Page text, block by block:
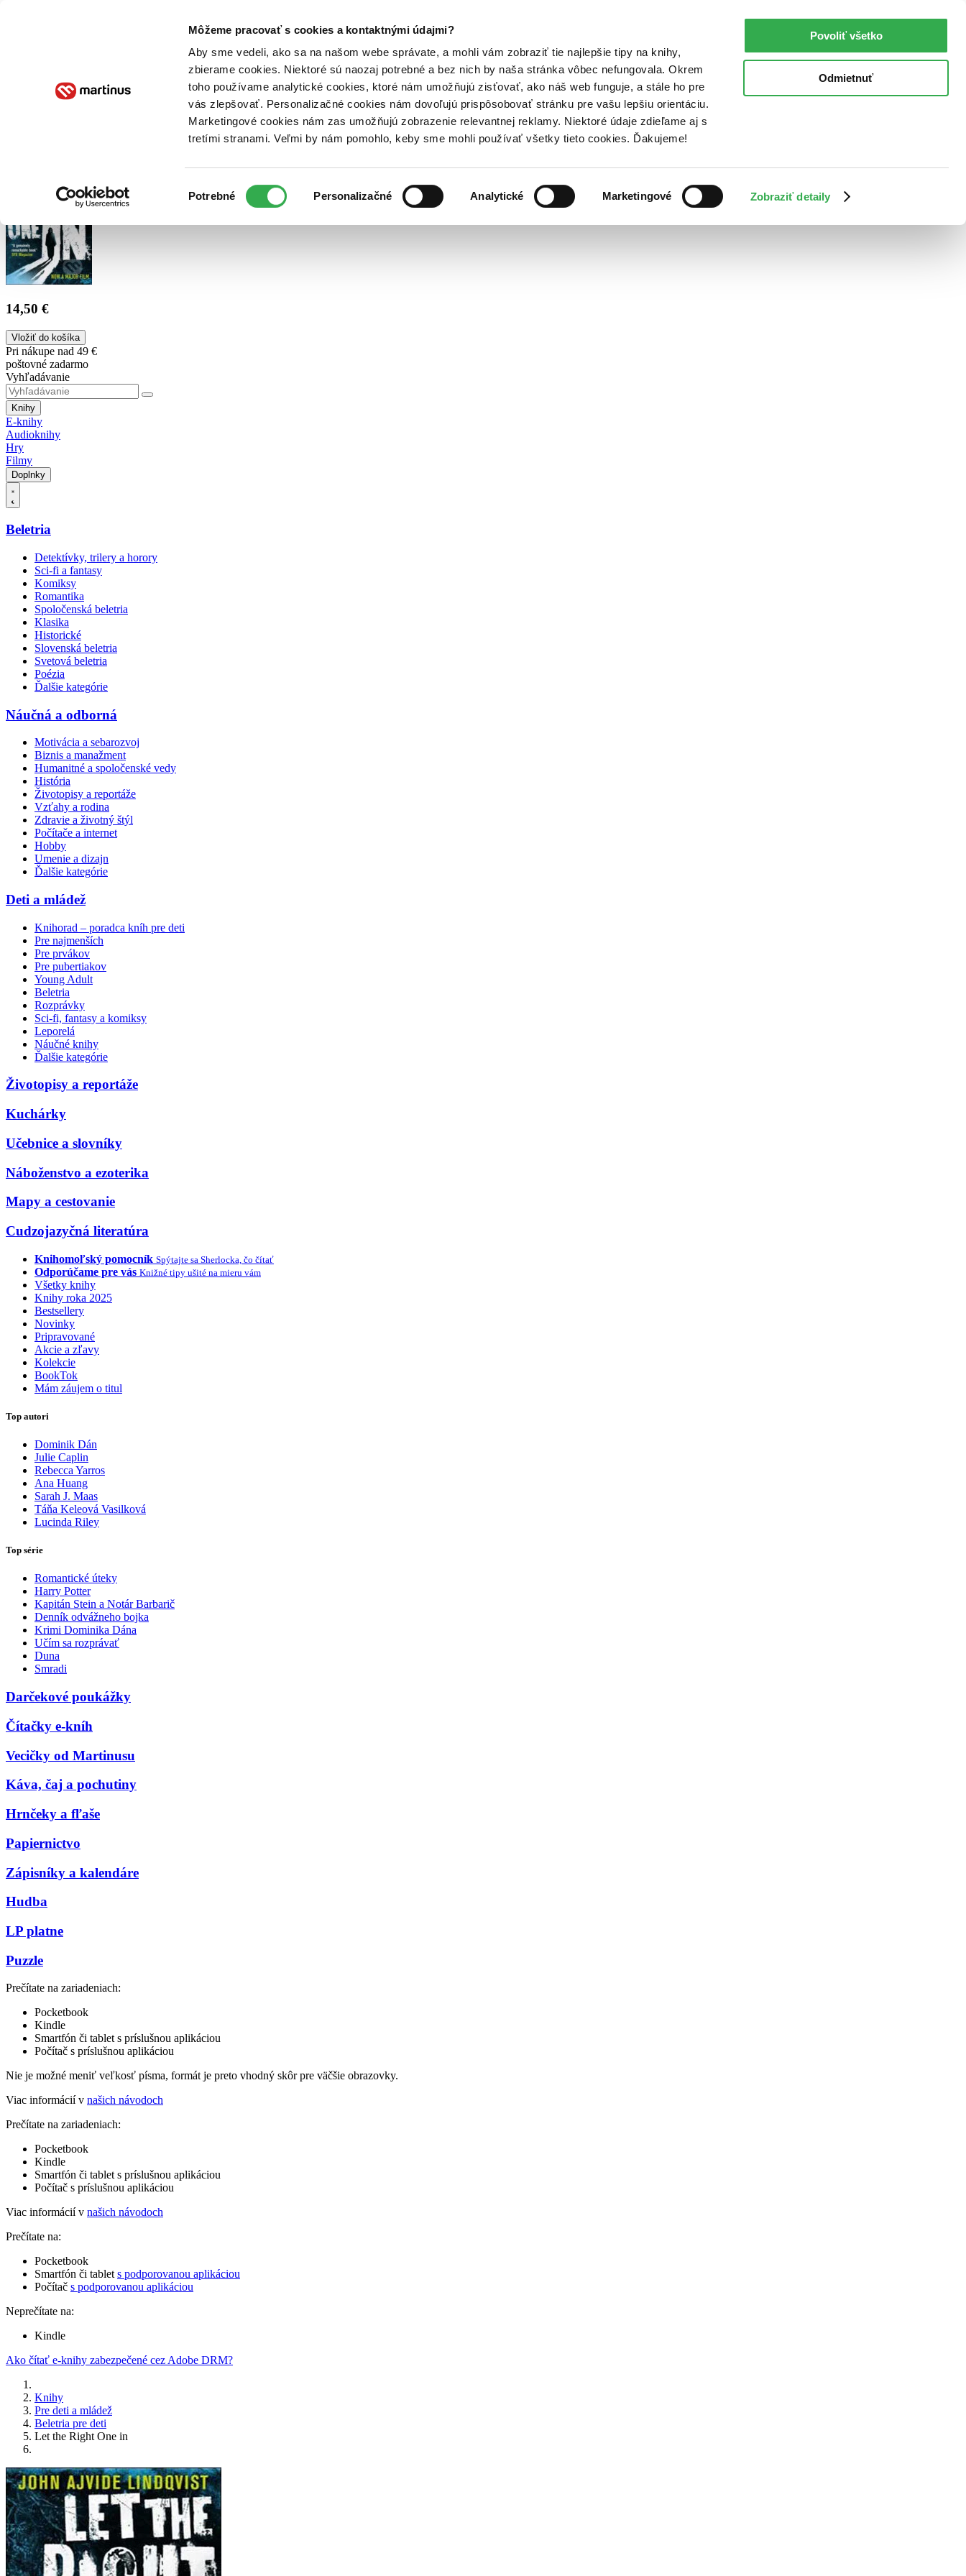
Môžeme pracovať s cookies a kontaktnými údajmi?
Aby sme vedeli, ako sa na našom webe správate, a mohli vám zobraziť tie najlepšie tipy na knihy,
zbierame cookies. Niektoré sú naozaj potrebné a bez nich by naša stránka vôbec nefungovala. Okrem
toho používame analytické cookies, ktoré nám umožňujú zisťovať, ako náš web funguje, a stále ho pre
vás zlepšovať. Personalizačné cookies nám dovoľujú prispôsobovať stránku pre vašu lepšiu orientáciu.
Marketingové cookies nám zas umožňujú zobrazenie relevantnej reklamy. Niektoré údaje zdieľame aj s
tretími stranami. Veľmi by nám pomohlo, keby sme mohli používať všetky tieto cookies. Ďakujeme!
súhlasu
Potrebné Personalizačné Analytické Marketingové Zobraziť detaily
Povoliť všetko
Odmietnuť
Poukážky Kontakt
14,50 €
Vložiť do košíka
Pri nákupe nad 49 €
poštovné zadarmo
Vyhľadávanie
Knihy
E-knihy
Audioknihy
Hry
Filmy
Doplnky
Beletria
Detektívky, trilery a horory
Sci-fi a fantasy
Komiksy
Romantika
Spoločenská beletria
Klasika
Historické
Slovenská beletria
Svetová beletria
Poézia
Ďalšie kategórie
Náučná a odborná
Motivácia a sebarozvoj
Biznis a manažment
Humanitné a spoločenské vedy
História
Životopisy a reportáže
Vzťahy a rodina
Zdravie a životný štýl
Počítače a internet
Hobby
Umenie a dizajn
Ďalšie kategórie
Deti a mládež
Knihorad – poradca kníh pre deti
Pre najmenších
Pre prvákov
Pre pubertiakov
Young Adult
Beletria
Rozprávky
Sci-fi, fantasy a komiksy
Leporelá
Náučné knihy
Ďalšie kategórie
Životopisy a reportáže
Kuchárky
Učebnice a slovníky
Náboženstvo a ezoterika
Mapy a cestovanie
Cudzojazyčná literatúra
Knihomoľský pomocník Spýtajte sa Sherlocka, čo čítať
Odporúčame pre vás Knižné tipy ušité na mieru vám
Všetky knihy
Knihy roka 2025
Bestsellery
Novinky
Pripravované
Akcie a zľavy
Kolekcie
BookTok
Mám záujem o titul
Top autori
Dominik Dán
Julie Caplin
Rebecca Yarros
Ana Huang
Sarah J. Maas
Táňa Keleová Vasilková
Lucinda Riley
Top série
Romantické úteky
Harry Potter
Kapitán Stein a Notár Barbarič
Denník odvážneho bojka
Krimi Dominika Dána
Učím sa rozprávať
Duna
Smradi
Darčekové poukážky
Čítačky e-kníh
Vecičky od Martinusu
Káva, čaj a pochutiny
Hrnčeky a fľaše
Papiernictvo
Zápisníky a kalendáre
Hudba
LP platne
Puzzle
Prečítate na zariadeniach:
Pocketbook
Kindle
Smartfón či tablet s príslušnou aplikáciou
Počítač s príslušnou aplikáciou
Nie je možné meniť veľkosť písma, formát je preto vhodný skôr pre väčšie obrazovky.
Viac informácií v našich návodoch
Prečítate na zariadeniach:
Pocketbook
Kindle
Smartfón či tablet s príslušnou aplikáciou
Počítač s príslušnou aplikáciou
Viac informácií v našich návodoch
Prečítate na:
Pocketbook
Smartfón či tablet s podporovanou aplikáciou
Počítač s podporovanou aplikáciou
Neprečítate na:
Kindle
Ako čítať e-knihy zabezpečené cez Adobe DRM?
Knihy
Pre deti a mládež
Beletria pre deti
Let the Right One in